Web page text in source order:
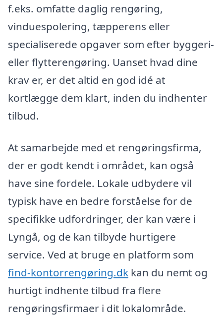
f.eks. omfatte daglig rengøring,
vinduespolering, tæpperens eller
specialiserede opgaver som efter byggeri-
eller flytterengøring. Uanset hvad dine
krav er, er det altid en god idé at
kortlægge dem klart, inden du indhenter
tilbud.
At samarbejde med et rengøringsfirma,
der er godt kendt i området, kan også
have sine fordele. Lokale udbydere vil
typisk have en bedre forståelse for de
specifikke udfordringer, der kan være i
Lyngå, og de kan tilbyde hurtigere
service. Ved at bruge en platform som
find-kontorrengøring.dk kan du nemt og
hurtigt indhente tilbud fra flere
rengøringsfirmaer i dit lokalområde.